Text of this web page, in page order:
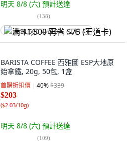
明天 8/8 (六) 預計送達
(138)
满 $1,500 再省 $75 (王道卡)
BARISTA COFFEE 西雅圖 ESP大地原
始拿鐵, 20g, 50包, 1盒
首購折扣價 40%$339
$203
($2.03/10g)
明天 8/8 (六) 預計送達
(109)